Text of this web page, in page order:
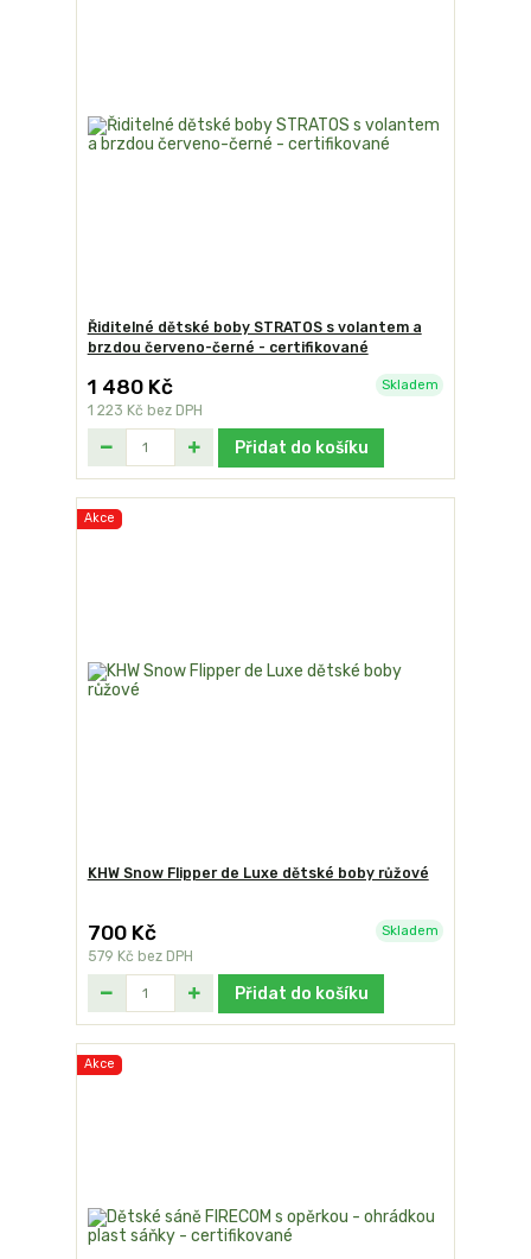
Řiditelné dětské boby STRATOS s volantem a
brzdou červeno-černé - certifikované
1 480 Kč
1 223 Kč bez DPH
Skladem
Přidat do košíku
Akce
KHW Snow Flipper de Luxe dětské boby růžové
700 Kč
579 Kč bez DPH
Skladem
Přidat do košíku
Akce